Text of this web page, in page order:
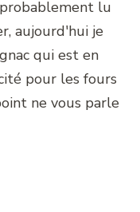
lu
aujourd'hui je
qui est en
pour les fours
ne vous parle